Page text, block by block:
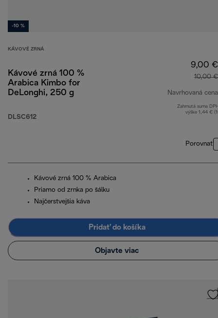
-10 %
KÁVOVÉ ZRNÁ
Kávové zrná 100 %
Arabica Kimbo for
DeLonghi, 250 g
DLSC612
9,00 €
10,00 €
Navrhovaná cena
Zahrnutá suma
výške 1,44 €
Porovnať
Kávové zrná 100 % Arabica
Priamo od zrnka po šálku
Najčerstvejšia káva
Pridať do košíka
Objavte viac